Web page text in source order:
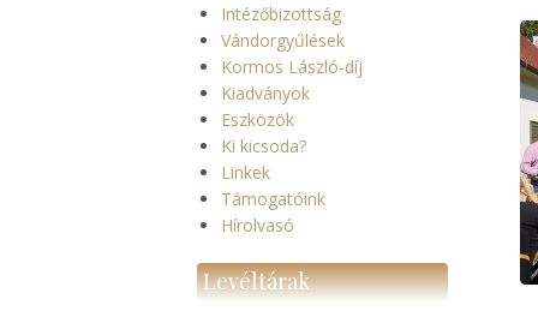
Intézőbizottság
Vándorgyűlések
Kormos László-díj
Kiadványok
Eszközök
Ki kicsoda?
Linkek
Támogatóink
Hírolvasó
Levéltárak